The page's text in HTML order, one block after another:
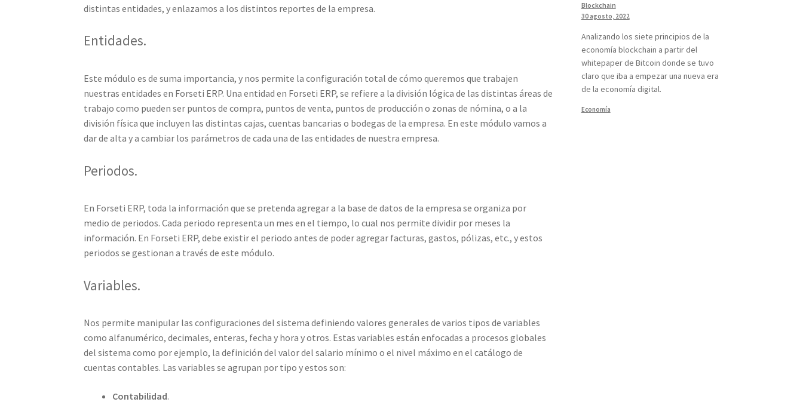
distintas entidades, y enlazamos a los distintos reportes de la empresa.
Entidades.
Este módulo es de suma importancia, y nos permite la configuración total de cómo queremos que trabajen
nuestras entidades en Forseti ERP. Una entidad en Forseti ERP, se refiere a la división lógica de las distintas áreas de
trabajo como pueden ser puntos de compra, puntos de venta, puntos de producción o zonas de nómina, o a la
división física que incluyen las distintas cajas, cuentas bancarias o bodegas de la empresa. En este módulo vamos a
dar de alta y a cambiar los parámetros de cada una de las entidades de nuestra empresa.
Periodos.
En Forseti ERP, toda la información que se pretenda agregar a la base de datos de la empresa se organiza por
medio de periodos. Cada periodo representa un mes en el tiempo, lo cual nos permite dividir por meses la
información. En Forseti ERP, debe existir el periodo antes de poder agregar facturas, gastos, pólizas, etc., y estos
periodos se gestionan a través de este módulo.
Variables.
Nos permite manipular las configuraciones del sistema definiendo valores generales de varios tipos de variables
como alfanumérico, decimales, enteras, fecha y hora y otros. Estas variables están enfocadas a procesos globales
del sistema como por ejemplo, la definición del valor del salario mínimo o el nivel máximo en el catálogo de
cuentas contables. Las variables se agrupan por tipo y estos son:
Contabilidad.
Blockchain
30 agosto, 2022
Analizando los siete principios de la
economía blockchain a partir del
whitepaper de Bitcoin donde se tuvo
claro que iba a empezar una nueva era
de la economía digital.
Economía